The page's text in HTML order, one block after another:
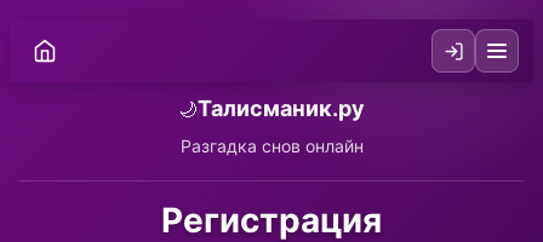
🌙Талисманик.ру
Разгадка снов онлайн
Регистрация